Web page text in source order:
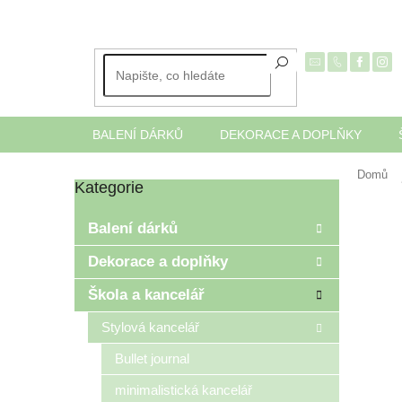
BALENÍ DÁRKŮ DEKORACE A DOPLŇKY
Domů
P
r
n
Přeskočit
Kategorie
Balení dárků
Dekorace a doplňky
Škola a kancelář
Stylová kancelář
Bullet journal
minimalistická kancelář